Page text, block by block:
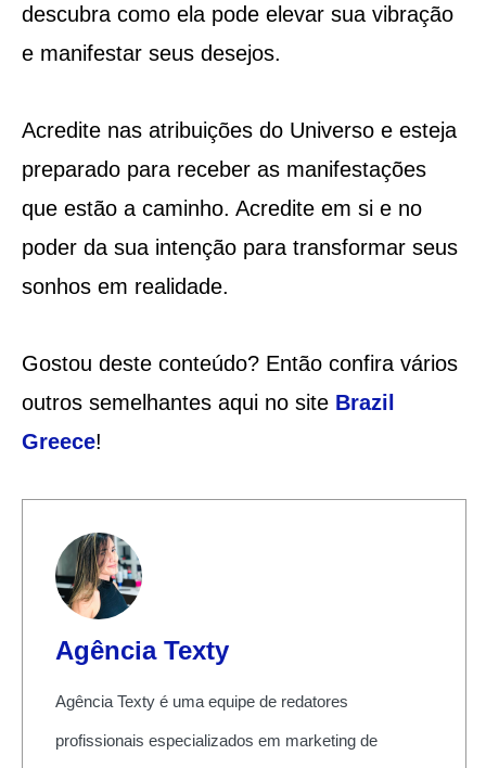
descubra como ela pode elevar sua vibração
e manifestar seus desejos.
Acredite nas atribuições do Universo e esteja
preparado para receber as manifestações
que estão a caminho. Acredite em si e no
poder da sua intenção para transformar seus
sonhos em realidade.
Gostou deste conteúdo? Então confira vários
outros semelhantes aqui no site Brazil
Greece!
Agência Texty
Agência Texty é uma equipe de redatores
profissionais especializados em marketing de